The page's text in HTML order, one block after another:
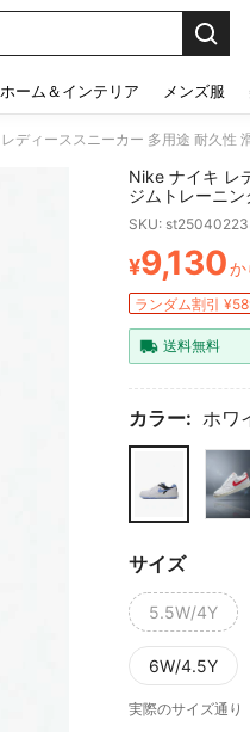
ホーム＆インテリア メンズ服
Nike ナイキ レ
ジムトレーニ
SKU:
PRICE
¥9,130か
ランダム割引
送料無料
カラー: ホワ
サイズ
5.5W/4Y
6W/4.5Y
実際のサイズ通り